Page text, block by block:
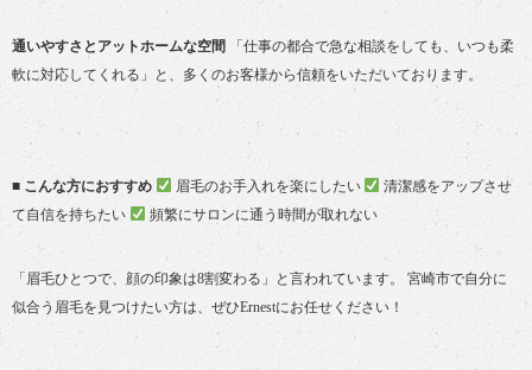
通いやすさとアットホームな空間 「仕事の都合で急な相談をしても、いつも柔
軟に対応してくれる」と、多くのお客様から信頼をいただいております。
■ こんな方におすすめ 眉毛のお手入れを楽にしたい
清潔感をアップさせ
て自信を持ちたい
頻繁にサロンに通う時間が取れない
「眉毛ひとつで、顔の印象は8割変わる」と言われています。 宮崎市で自分に
似合う眉毛を見つけたい方は、ぜひErnestにお任せください！